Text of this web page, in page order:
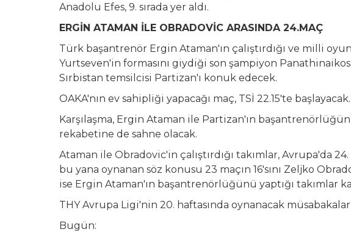
Anadolu Efes, 9. sırada yer aldı.
ERGİN ATAMAN İLE OBRADOVİC ARASINDA 24.MAÇ
Türk başantrenör Ergin Ataman'ın çalıştırdığı ve milli
Yurtseven'in formasını giydiği son şampiyon Panathinaikos
Sırbistan temsilcisi Partizan'ı konuk edecek.
OAKA'nın ev sahipliği yapacağı maç, TSİ 22.15'te başlayacak.
Karşılaşma, Ergin Ataman ile Partizan'ın
rekabetine de sahne olacak.
Ataman ile Obradovic'in çalıştırdığı takımlar, Avrupa'da
bu yana oynanan söz konusu 23 maçın 16'sını Zeljko
ise Ergin Ataman'ın başantrenörlüğünü yaptığı takımlar
THY Avrupa Ligi'nin 20. haftasında oynanacak
Bugün: